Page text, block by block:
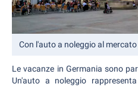
Con l'auto a noleggio al
Le vacanze in Germania sono
Un'auto a noleggio